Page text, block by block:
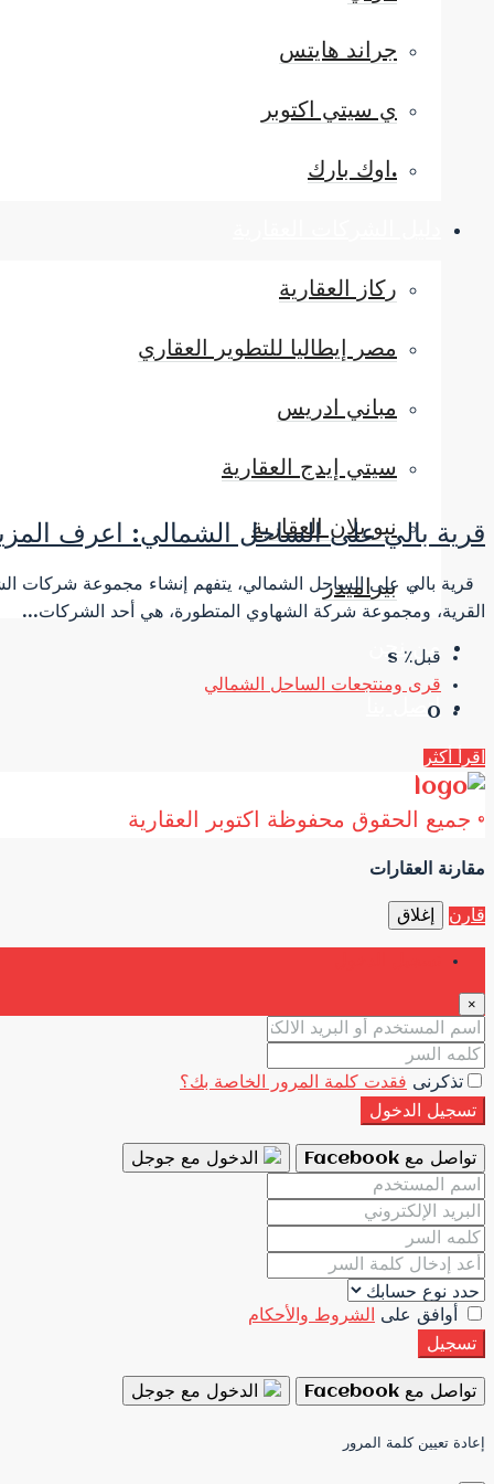
جراند هايتس
ي سيتي اكتوبر
.اوك بارك
ركاز العقارية
مصر إيطاليا للتطوير العقاري
مباني ادريس
سيتي إيدج العقارية
نيو بلان العقارية
بيراميدز
من نحن
اتصل بنا
قرية بالي على الساحل الشمالي: اعرف
قرية بالي على الساحل الشمالي، يتفهم إنشاء مجموعة شركات
القرية، ومجموعة شركة الشهاوي المتطورة، هي أحد الشركات...
قبل٪ s
قرى ومنتجعات الساحل الشمالي
0
اقرأ أكثر
© جميع الحقوق محفوظة اكتوبر العقارية
مقارنة العقارات
قارن إغلاق
×
تذكرنى فقدت كلمة المرور الخاصة بك؟
تسجيل الدخول
تواصل مع Facebook الدخول مع جوجل
أوافق على
الشروط والأحكام
تسجيل
تواصل مع Facebook الدخول مع جوجل
إعادة تعيين كلمة المرور